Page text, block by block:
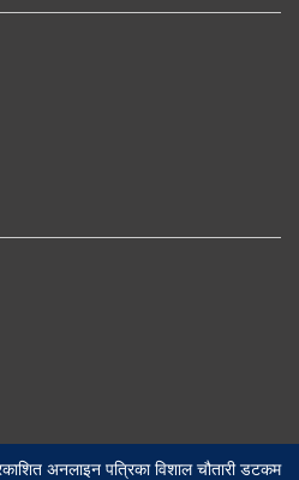
अनलाइन पत्रिका विशाल चौतारी डटकम